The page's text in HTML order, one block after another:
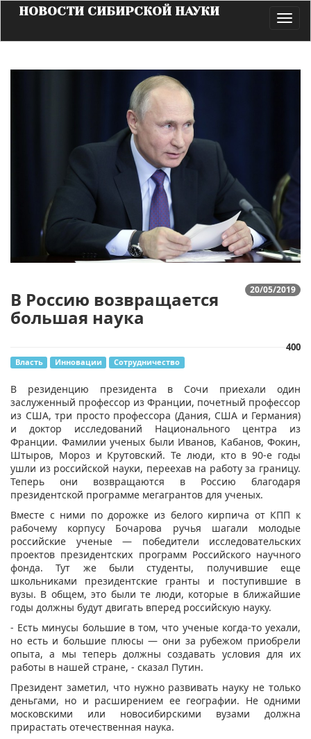
НОВОСТИ СИБИРСКОЙ НАУКИ
20/05/2019
В Россию возвращается
большая наука
400
Власть Инновации Сотрудничество
​В резиденцию президента в Сочи приехали один
заслуженный профессор из Франции, почетный профессор
из США, три просто профессора (Дания, США и Германия)
и доктор исследований Национального центра из
Франции. Фамилии ученых были Иванов, Кабанов, Фокин,
Штыров, Морози Крутовский. Те люди, кто в 90-е годы
ушли из российской науки, переехав на работу за границу.
Теперь они возвращаются в Россию благодаря
президентской программе мегагрантов для ученых.
Вместе с ними по дорожке из белого кирпича от КПП к
рабочему корпусу Бочарова ручья шагали молодые
российские ученые — победители исследовательских
проектов президентских программ Российского научного
фонда. Тут же были студенты, получившие еще
школьниками президентские гранты и поступившие в
вузы. В общем, это были те люди, которые в ближайшие
годы должны будут двигать вперед российскую науку.
- Есть минусы большие в том, что ученые когда-то уехали,
но есть и большие плюсы — они за рубежом приобрели
опыта, а мы теперь должны создавать условия для их
работы в нашей стране, - сказал Путин.
Президент заметил, что нужно развивать науку не только
деньгами, но и расширением ее географии. Не одними
московскими или новосибирскими вузами должна
прирастать отечественная наука.